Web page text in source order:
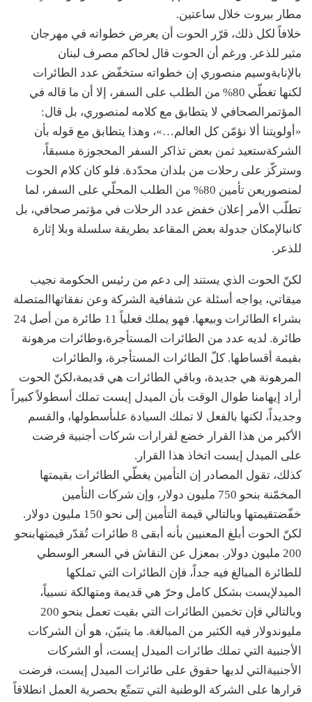
مطار بيروت خلال ساعتين.
خلافاً لكل ذلك، قرّر الحوت أن يعرض خطواته في مهرجان
مثير للذعر . ورغم أن الحوت قال لحاكم مصرف لبنان
بالإنابةوسيم منصوري إن خطواته ستخفّض عدد الطائرات
لكنها تغطّي من الطلب على السفر، إلا أن ما قاله في
المؤتمر الصحافي لا يتطابق مع كلامه لمنصوري، بل قال:
« أولويتنا ألا نؤمّن كل العالم…»، وهذا يتطابق مع قوله بأن
الشركةستعيد ثمن بعض تذاكر السفر المحجوزة مسبقاً،
وستركّز على رحلات من بلدان محدّدة. فلو كان كلام الحوت
لمنصوريعن تأمين من الطلب المحلّي على السفر، لما
تطلّب
الأمر إعلان خفض عدد الرحلات في مؤتمر صحافي، بل
كانبالإمكان جدولة بعض المقاعد بطريقة سلسلة وبلا إثارة
للذعر .
لكنّ الحوت الذي يستند إلى دعم من رئيس الحكومة نجيب
ميقاتي، يواجه أسئلة عن شفافية الشركة وعن نفقاتها المتصلة
بشراء الطائرات وبيعها. فهو يملك فعلياً طائرة من أصل
طائرة. لديه عدد من الطائرات المستأجرة،وطائرات مرهونة
بقيمة أقساطها. كلّ الطائرات المستأجرة، والطائرات
المرهونة هي جديدة، وباقي الطائرات هي قديمة،لكنّ الحوت
أراد إيهامنا طوال الوقت بأن الميدل إيست تملك أسطولاً كبيراً
وجديداً، لكنها بالفعل لا تملك السيادة علىأسطولها، والقسم
الأكبر من هذا القرار خضع لقرارات شركات أجنبية فرضت
على الميدل إيست اتخاذ هذا القرار .
كذلك، تقول المصادر إن التأمين يغطّي الطائرات بقيمتها
المخمّنة بنحو مليون دولار، وإن شركات التأمين
خفّضتقيمتها وبالتالي قيمة التأمين إلى نحو مليون دولار .
لكنّ الحوت أبلغ المعنيين بأنه أبقى طائرات تُقدّر قيمتهابنحو
200 مليون دولار . بمعزل عن النقاش في السعر
الوسطي
للطائرة المبالغ فيه جداً، فإن الطائرات التي تملكها
الميدلإيست بشكل كامل وحرّ هي قديمة ومتهالكة نسبياً،
وبالتالي فإن تخمين الطائرات التي بقيت تعمل بنحو
مليوندولار فيه الكثير من المبالغة. ما يتبيّن، هو أن الشركات
الأجنبية التي تملك طائرات الميدل إيست، أو الشركات
الأجنبية التي لديها حقوق على طائرات الميدل إيست، فرضت
قرارها على الشركة الوطنية التي تتمتّع بحصرية العمل انطلاقاً